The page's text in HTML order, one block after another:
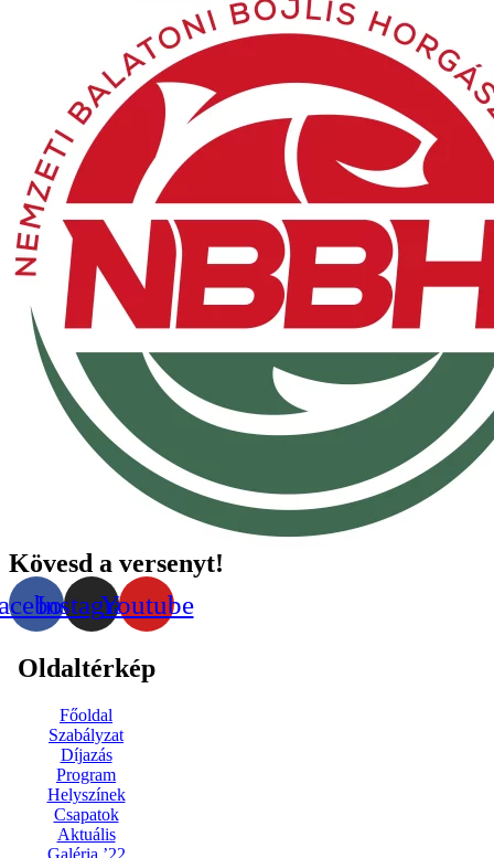
Kövesd a versenyt!
InstagramYoutube
Oldaltérkép
Főoldal
Szabályzat
Díjazás
Program
Helyszínek
Csapatok
Aktuális
Galéria ’22